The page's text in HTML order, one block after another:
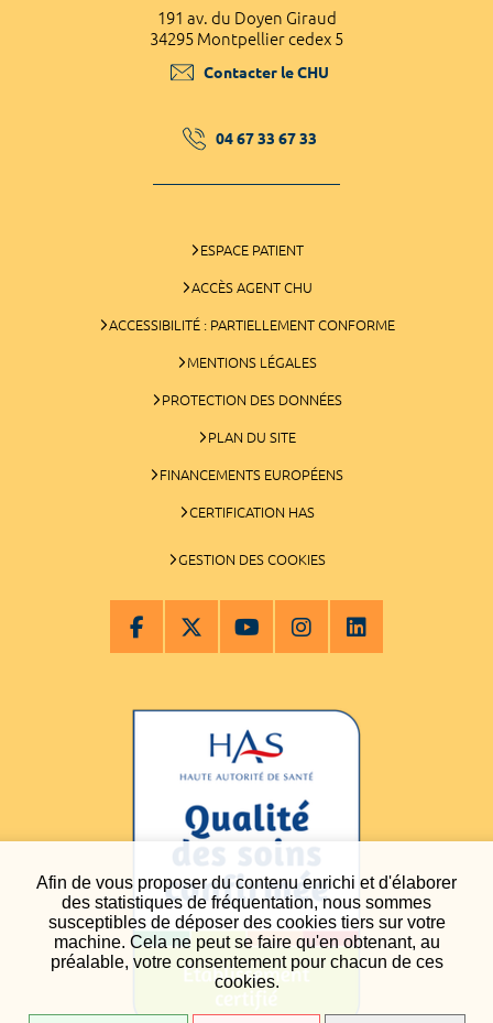
Afin de vous proposer du contenu enrichi et d'élaborer
des statistiques de fréquentation, nous sommes
susceptibles de déposer des cookies tiers sur votre
machine. Cela ne peut se faire qu'en obtenant, au
préalable, votre consentement pour chacun de ces
cookies.
191 av. du Doyen Giraud
34295 Montpellier cedex 5
Contacter le CHU
04 67 33 67 33
ESPACE PATIENT
ACCÈS AGENT CHU
ACCESSIBILITÉ : PARTIELLEMENT CONFORME
MENTIONS LÉGALES
PROTECTION DES DONNÉES
PLAN DU SITE
FINANCEMENTS EUROPÉENS
CERTIFICATION HAS
GESTION DES COOKIES